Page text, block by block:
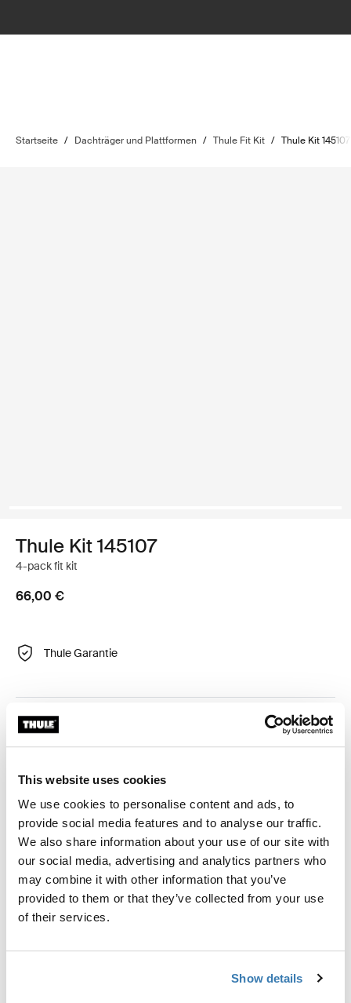
This website uses cookies
We use cookies to personalise content and ads, to
provide social media features and to analyse our traffic.
We also share information about your use of our site with
our social media, advertising and analytics partners who
may combine it with other information that you’ve
provided to them or that they’ve collected from your use
of their services.
Show details
Startseite / Dachträger und Plattformen / Thule Fit Kit / Thule Kit 145107
Thule Kit 145107
4-pack fit kit
66,00 €
Thule Garantie
Individuelle Ausrüstung für die Montage eines Thule
Dachträgersystems auf Fahrzeugen ohne vormontierte
montierte Träger.
Toggle features
Alle Eigenschaften
Toggle techspec
Technische Daten